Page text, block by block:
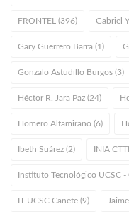
FRONTEL (396) Gabriel
Gary Guerrero Barra (1)
Gonzalo Astudillo Burgos (3)
Héctor R. Jara Paz (24)
Homero Altamirano (6)
Ibeth Suárez (2) INIA
Instituto Tecnológico UCSC -
IT UCSC Cañete (9)